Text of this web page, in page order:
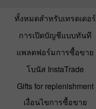
ทั้งหมดสำหรับเทรดเดอร์
การเปิดบัญชีแบบทันที
แพลตฟอร์มการซื้อขาย
โบนัส InstaTrade
Gifts for replenishment
เงื่อนไขการซื้อขาย